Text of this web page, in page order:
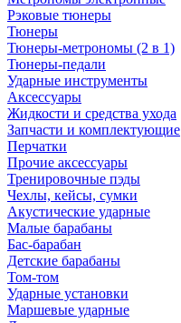
Рэковые тюнеры
Тюнеры
Тюнеры-метрономы (2 в 1)
Тюнеры-педали
Ударные инструменты
Аксессуары
Жидкости и средства ухода
Запчасти и комплектующие
Перчатки
Прочие аксессуары
Тренировочные пэды
Чехлы, кейсы, сумки
Акустические ударные
Mалые барабаны
Бас-барабан
Детские барабаны
Том-том
Ударные установки
Маршевые ударные